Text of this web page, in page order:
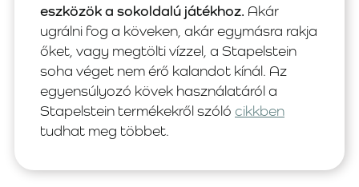
eszközök a sokoldalú játékhoz. Akár
ugrálni fog a köveken, akár egymásra rakja
őket, vagy megtölti vízzel, a Stapelstein
soha véget nem érő kalandot kínál. Az
egyensúlyozó kövek használatáról a
Stapelstein termékekről szóló cikkben
tudhat meg többet.